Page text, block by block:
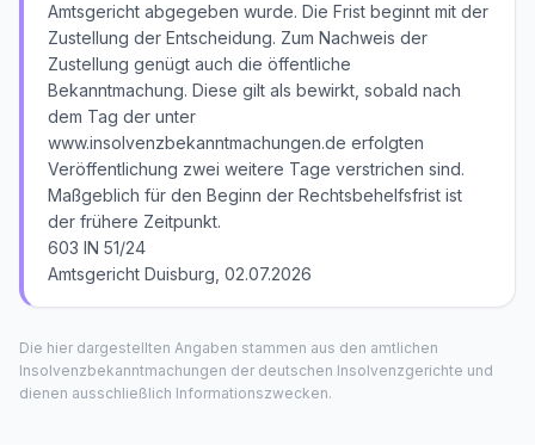
Amtsgericht abgegeben wurde. Die Frist beginnt mit der
Zustellung der Entscheidung. Zum Nachweis der
Zustellung genügt auch die öffentliche
Bekanntmachung. Diese gilt als bewirkt, sobald nach
dem Tag der unter
www.insolvenzbekanntmachungen.de erfolgten
Veröffentlichung zwei weitere Tage verstrichen sind.
Maßgeblich für den Beginn der Rechtsbehelfsfrist ist
der frühere Zeitpunkt.
603 IN 51/24
Amtsgericht Duisburg, 02.07.2026
Die hier dargestellten Angaben stammen aus den amtlichen
Insolvenzbekanntmachungen der deutschen Insolvenzgerichte und
dienen ausschließlich Informationszwecken.